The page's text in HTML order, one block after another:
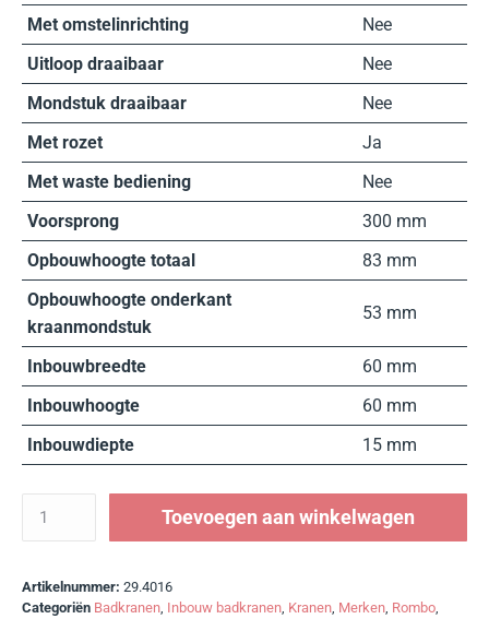
Met omstelinrichting
Nee
Uitloop draaibaar
Nee
Mondstuk draaibaar
Nee
Met rozet
Ja
Met waste bediening
Nee
Voorsprong
300 mm
Opbouwhoogte totaal
83 mm
Opbouwhoogte onderkant
kraanmondstuk
53 mm
Inbouwbreedte
60 mm
Inbouwhoogte
60 mm
Inbouwdiepte
15 mm
Toevoegen aan winkelwagen
Artikelnummer: 29.4016
Categoriën Badkranen, Inbouw badkranen, Kranen, Merken, Rombo,